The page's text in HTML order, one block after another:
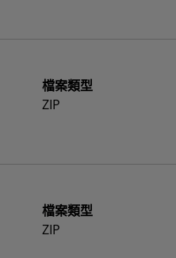
檔案類型
ZIP
檔案類型
ZIP